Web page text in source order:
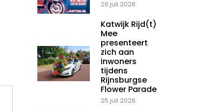
26 juli 2026
Katwijk Rijd(t)
Mee
presenteert
zich aan
inwoners
tijdens
Rijnsburgse
Flower Parade
25 juli 2026